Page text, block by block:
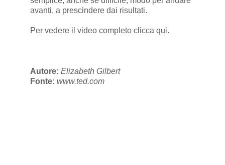
avanti, a prescindere dai risultati.
Per vedere il video completo clicca qui.
Autore: Elizabeth Gilbert
Fonte: www.ted.com